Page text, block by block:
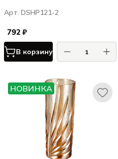
Арт. DSHP121-2
792 ₽
В корзину
НОВИНКА